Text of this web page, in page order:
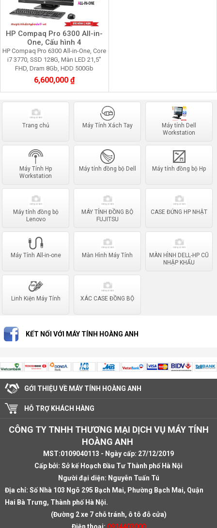
HP Compaq Pro 6300 All-in-
One, Cấu hình 4
HP Compaq Pro 6300 All-in-One, Core
i7 3770, SSD 128G, Màn LED 21,5"
FHD, Dram 8Gb, HDD 500Gb
6,600,000 ₫
Trang chủ Máy Tính Xách Tay
Máy tính Dell
Workstation
Máy Tính Hp
Workstation
Máy tính đồng bộ Dell Máy tính đồng bộ Hp
Máy tính đồng bộ
Lenovo
MÁY TÍNH ĐỒNG BỘ
FUJITSU
CASE ĐỨNG HP NHẬT
Máy Tính All-in-one Màn Hình Máy Tính
MÀN HÌNH DELL-HP CŨ
NHẬP KHẨU
Linh Kiện Máy Tính XÁC CASE ĐỒNG BỘ
KẾT NỐI VỚI MÁY TÍNH HOÀNG ANH
GỚI THIỆU VỀ MÁY TÍNH HOÀNG ANH
HỖ TRỢ KHÁCH HÀNG
CÔNG TY TNHH THƯƠNG MẠI DỊCH VỤ MÁY TÍNH
HOÀNG ANH
MST:0109040113 - Ngày cấp: 27/12/2019
Cấp bởi: Sở kế Hoạch Đầu Tư Thành phố Hà Nội
Người đại diện: Nguyễn Tuấn Tú
Địa chỉ: Số Nhà 103 Ngõ 295 Bạch Mai, Phường Bạch Mai, Quận
Hai Bà Trưng, Thành phố Hà Nội.
(Đường 2 xe 7 chỗ tránh, ô tô đỗ cửa)